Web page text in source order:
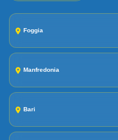
Foggia
Manfredonia
Bari